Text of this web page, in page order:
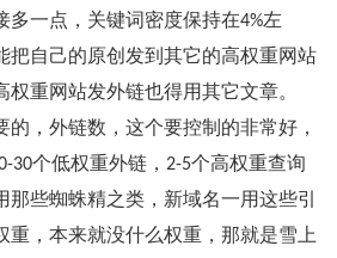
多一点，关键词密度保持在4%左
把自己的原创发到其它的高权重网站
重网站发外链也得用其它文章。
，外链数，这个要控制的非常好，
30个低权重外链，2-5个高权重查询
些蜘蛛精之类，新域名一用这些引
重，本来就没什么权重，那就是雪上